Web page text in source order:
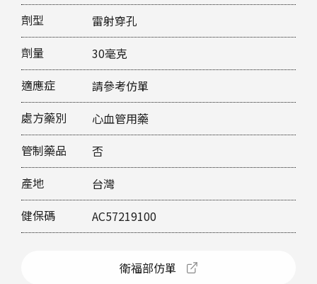
劑型
雷射穿孔
劑量
30毫克
適應症
請參考仿單
處方藥別
心血管用藥
管制藥品
否
產地
台灣
健保碼
AC57219100
衛福部仿單